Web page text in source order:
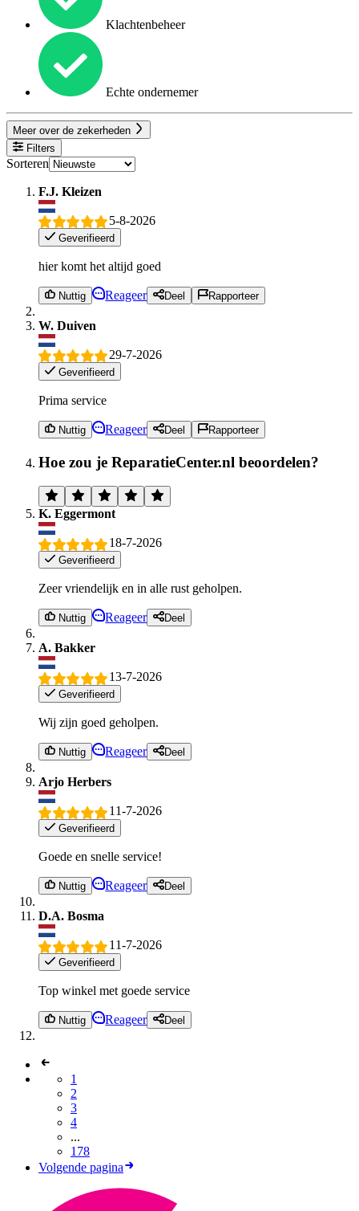
Klachtenbeheer
Echte ondernemer
Meer over de zekerheden
Filters
Sorteren
F.J. Kleizen
5-8-2026
Geverifieerd
hier komt het altijd goed
Nuttig Reageer Deel Rapporteer
W. Duiven
29-7-2026
Geverifieerd
Prima service
Nuttig Reageer Deel Rapporteer
Hoe zou je ReparatieCenter.nl beoordelen?
K. Eggermont
18-7-2026
Geverifieerd
Zeer vriendelijk en in alle rust geholpen.
Nuttig Reageer Deel
A. Bakker
13-7-2026
Geverifieerd
Wij zijn goed geholpen.
Nuttig Reageer Deel
Arjo Herbers
11-7-2026
Geverifieerd
Goede en snelle service!
Nuttig Reageer Deel
D.A. Bosma
11-7-2026
Geverifieerd
Top winkel met goede service
Nuttig Reageer Deel
1
2
3
4
...
178
Volgende pagina